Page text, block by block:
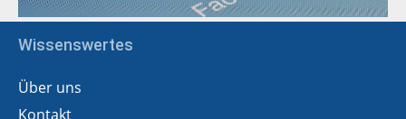
Wissenswertes
Über uns
Kontakt